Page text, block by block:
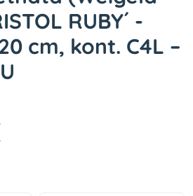
RUBY´ -
cm, kont. C4L –